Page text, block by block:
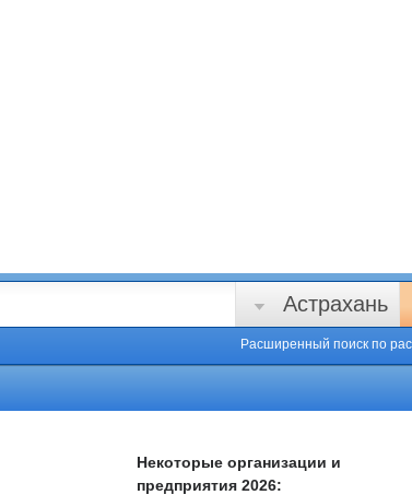
Астрахань
Расширенный поиск по
Некоторые организации и
предприятия 2026: